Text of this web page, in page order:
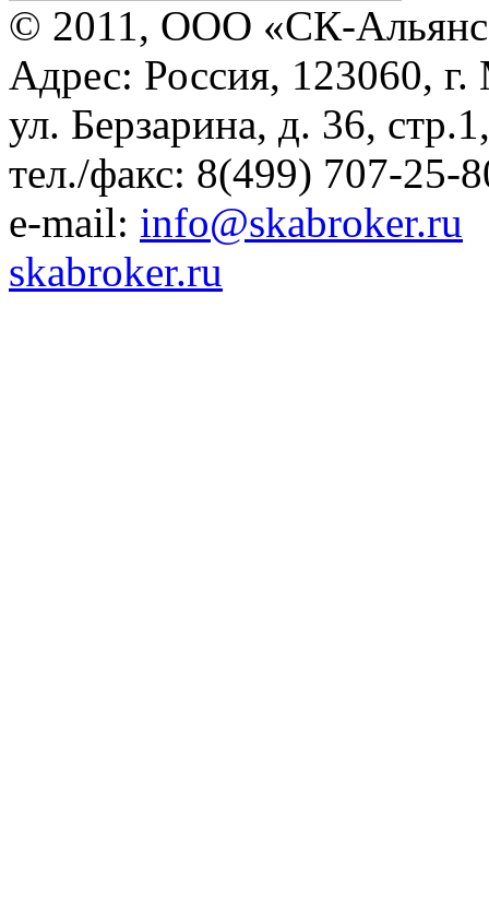
© 2011, ООО «СК-
Адрес: Россия, 123060, г.
ул. Берзарина, д. 36,
тел./факс: 8(499) 707-25-
e-mail: info@skabroker.ru
skabroker.ru